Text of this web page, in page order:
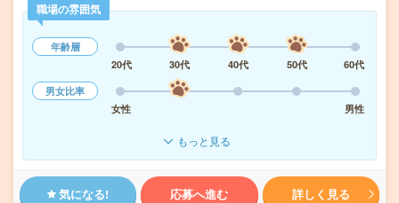
職場の雰囲気
年齢層
20代
30代 40代 50代
60代
男女比率
女性
男性
もっと見る
気になる! 応募へ進む 詳しく見る